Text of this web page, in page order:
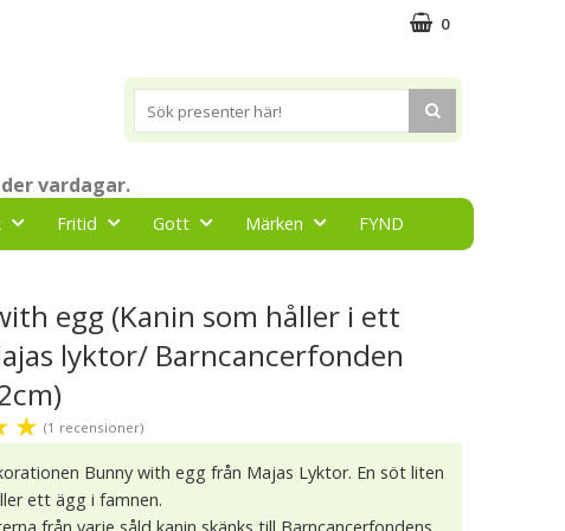
0
vardagar.
Fritid Gott Märken FYND
egg (Kanin som håller i ett
lyktor/ Barncancerfonden
★ (1 recensioner)
Bunny with egg från Majas Lyktor. En söt liten
ett ägg i famnen.